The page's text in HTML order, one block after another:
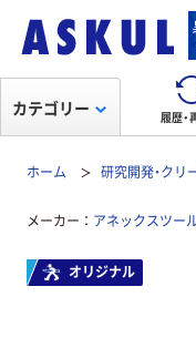
履歴・
カテゴリー
ホーム 研究開発・クリ
メーカー アネックスツー
オリジナル